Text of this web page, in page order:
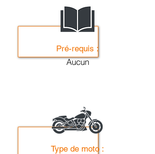
Pré-requis :
Aucun
Type de moto :